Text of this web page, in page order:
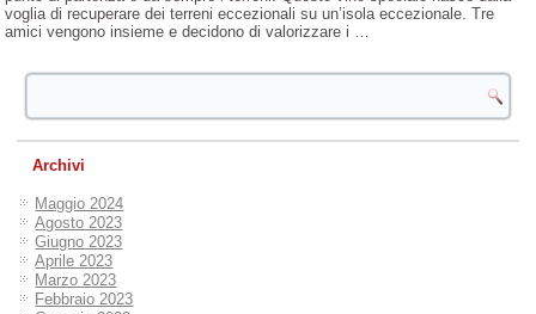
voglia di recuperare dei terreni eccezionali su un’isola eccezionale. Tre
amici vengono insieme e decidono di valorizzare i …
Archivi
Maggio 2024
Agosto 2023
Giugno 2023
Aprile 2023
Marzo 2023
Febbraio 2023